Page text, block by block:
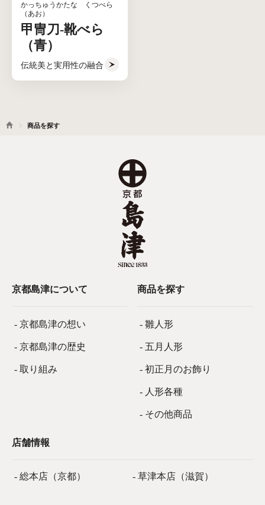
かっちゅうかたな くつべら
（あお）
甲冑刀-靴べら
（青）
伝統美と実用性の融合
商品を探す
京都島津について
- 京都島津の想い
- 京都島津の歴史
- 取り組み
商品を探す
- 雛人形
- 五月人形
- 初正月のお飾り
- 人形各種
- その他商品
店舗情報
- 総本店（京都） - 草津本店（滋賀）